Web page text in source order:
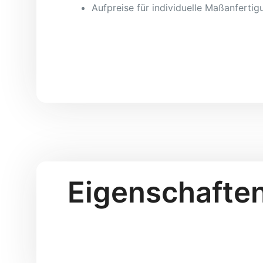
Aufpreise für individuelle